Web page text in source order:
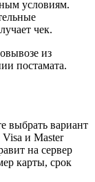
условиям.
чек.
из
постамата.
выбрать вариант
и Master
на сервер
карты, срок